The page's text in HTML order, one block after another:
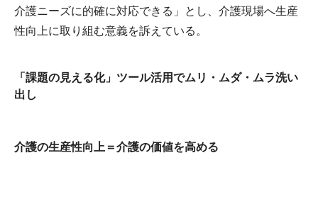
介護ニーズに的確に対応できる」とし、介護現場へ生産
性向上に取り組む意義を訴えている。
「課題の見える化」ツール活用でムリ・ムダ・ムラ洗い
出し
介護の生産性向上＝介護の価値を高める